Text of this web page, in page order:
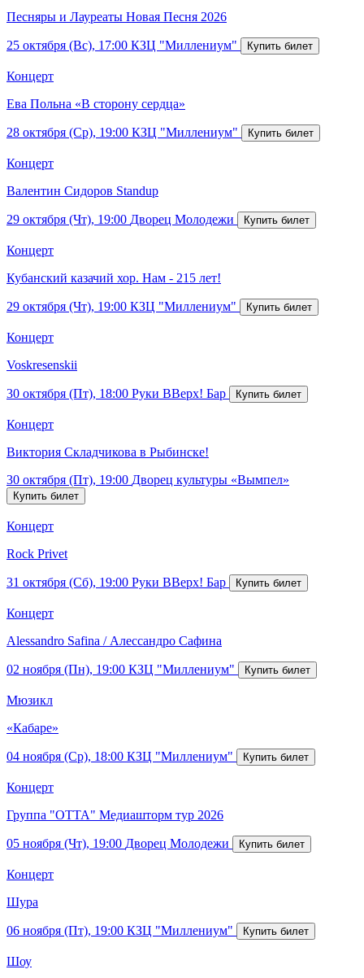
Песняры и Лауреаты Новая Песня 2026
25 октября (Вс), 17:00 КЗЦ "Миллениум"
Концерт
Ева Польна «В сторону сердца»
28 октября (Ср), 19:00 КЗЦ "Миллениум"
Концерт
Валентин Сидоров Standup
29 октября (Чт), 19:00 Дворец Молодежи
Концерт
Кубанский казачий хор. Нам - 215 лет!
29 октября (Чт), 19:00 КЗЦ "Миллениум"
Концерт
Voskresenskii
30 октября (Пт), 18:00 Руки ВВерх! Бар
Концерт
Виктория Складчикова в Рыбинске!
30 октября (Пт), 19:00 Дворец культуры «Вымпел»
Концерт
Rock Privet
31 октября (Сб), 19:00 Руки ВВерх! Бар
Концерт
Alessandro Safina / Алессандро Сафина
02 ноября (Пн), 19:00 КЗЦ "Миллениум"
Мюзикл
«Кабаре»
04 ноября (Ср), 18:00 КЗЦ "Миллениум"
Концерт
Группа "ОТТА" Медиашторм тур 2026
05 ноября (Чт), 19:00 Дворец Молодежи
Концерт
Шура
06 ноября (Пт), 19:00 КЗЦ "Миллениум"
Шоу